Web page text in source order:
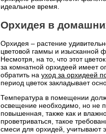
идеальное время.
Орхидея в
Орхидея – растение
цветовой гаммы и изысканной
Несмотря, на то, что этот
за комнатной орхидеей имеет
обратить на уход за орхидеей
период цветок закладывает
Температура в помещении
освещение необходимо, но не
повышенная, также как и
проветриваться, такое
смеси для орхидей, учитывают